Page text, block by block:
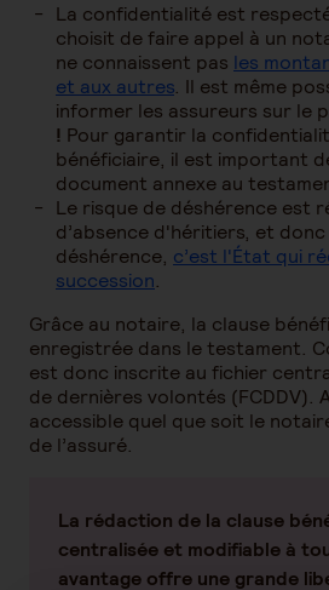
La confidentialité est
choisit de faire appel à un
ne connaissent pas les
et aux autres. Il est même
informer les assureurs sur le
! Pour garantir la
bénéficiaire, il est important
document annexe au
Le risque de déshérence est
d’absence d'héritiers, et
déshérence, c’est l'État qui
succession.
Grâce au notaire, la clause
enregistrée dans le testament.
est donc inscrite au fichier
de dernières volontés (FCDDV).
accessible quel que soit le
de l’assuré.
La rédaction de la clause
centralisée et modifiable à
avantage offre une grande